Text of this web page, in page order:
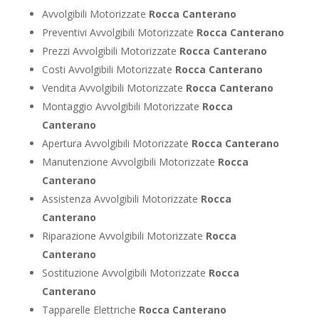
Avvolgibili Motorizzate Rocca Canterano
Preventivi Avvolgibili Motorizzate Rocca Canterano
Prezzi Avvolgibili Motorizzate Rocca Canterano
Costi Avvolgibili Motorizzate Rocca Canterano
Vendita Avvolgibili Motorizzate Rocca Canterano
Montaggio Avvolgibili Motorizzate Rocca
Canterano
Apertura Avvolgibili Motorizzate Rocca Canterano
Manutenzione Avvolgibili Motorizzate Rocca
Canterano
Assistenza Avvolgibili Motorizzate Rocca
Canterano
Riparazione Avvolgibili Motorizzate Rocca
Canterano
Sostituzione Avvolgibili Motorizzate Rocca
Canterano
Tapparelle Elettriche Rocca Canterano